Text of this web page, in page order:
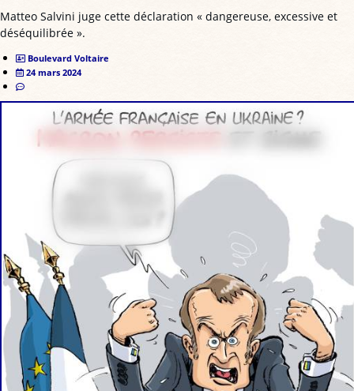
Matteo Salvini juge cette déclaration « dangereuse, excessive et
déséquilibrée ».
Boulevard Voltaire
24 mars 2024